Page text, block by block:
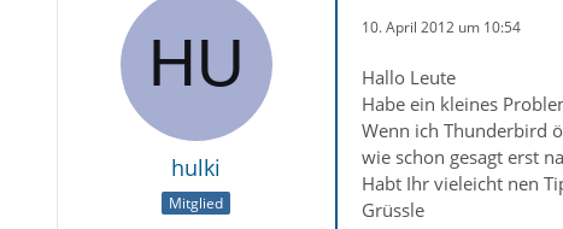
hulki
Mitglied
10. April 2012 um 10:54
Hallo Leute
Habe ein kleines
Wenn ich Thunderbird
wie schon gesagt erst
Habt Ihr vieleicht nen
Grüssle